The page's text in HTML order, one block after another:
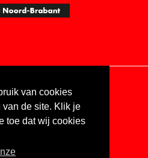
van cookies
de site. Klik je
toe dat wij cookies
The Cre8ion.Lab